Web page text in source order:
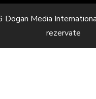
Media
rezervate